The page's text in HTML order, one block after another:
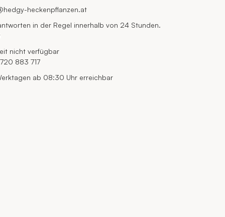
heckenpflanzen.at
in der Regel innerhalb von 24 Stunden.
nicht verfügbar
883 717
ab 08:30 Uhr erreichbar